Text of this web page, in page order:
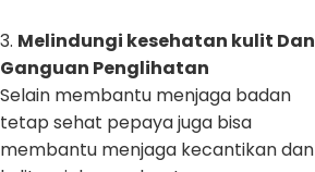
3. Melindungi kesehatan kulit Dan
Ganguan Penglihatan
Selain membantu menjaga badan
tetap sehat pepaya juga bisa
membantu menjaga kecantikan dan